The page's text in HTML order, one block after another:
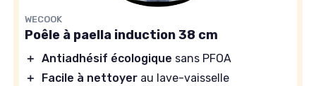
WECOOK
Poêle à paella induction 38 cm
＋ Antiadhésif écologique sans PFOA
＋
Facile à nettoyer au lave-vaisselle